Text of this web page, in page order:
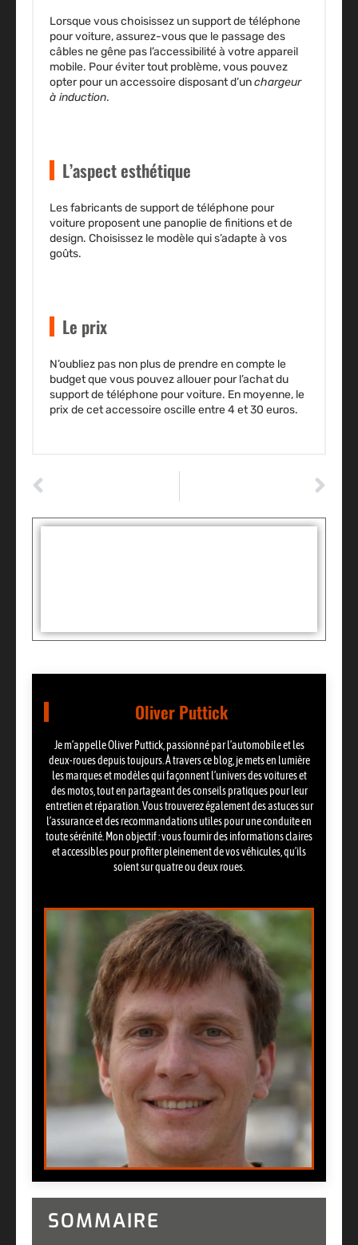
Lorsque vous choisissez un support de téléphone
pour voiture, assurez-vous que le passage des
câbles ne gêne pas l’accessibilité à votre appareil
mobile. Pour éviter tout problème, vous pouvez
opter pour un accessoire disposant d’unchargeur
à induction.
L’aspect esthétique
Les fabricants de support de téléphone pour
voiture proposentune panoplie de finitions et de
design. Choisissez le modèle qui s’adapte à vos
goûts.
Le prix
N’oubliez pas non plus de prendre en compte le
budget que vous pouvez allouer pour l’achat du
support de téléphone pour voiture. En moyenne, le
prix de cet accessoire oscilleentre 4 et 30 euros.
Oliver Puttick
Je m’appelle Oliver Puttick, passionné par l’automobile et les
deux-roues depuis toujours. À travers ce blog, je mets en lumière
les marques et modèles qui façonnent l’univers des voitures et
des motos, tout en partageant des conseils pratiques pour leur
entretien et réparation. Vous trouverez également des astuces sur
l’assurance et des recommandations utiles pour une conduite en
toute sérénité. Mon objectif : vous fournir des informations claires
et accessibles pour profiter pleinement de vos véhicules, qu’ils
soient sur quatre ou deux roues.
SOMMAIRE